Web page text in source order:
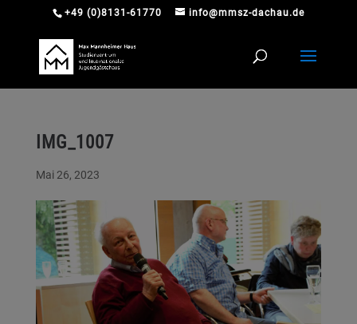
+49 (0)8131-61770 info@mmsz-dachau.de
IMG_1007
Mai 26, 2023